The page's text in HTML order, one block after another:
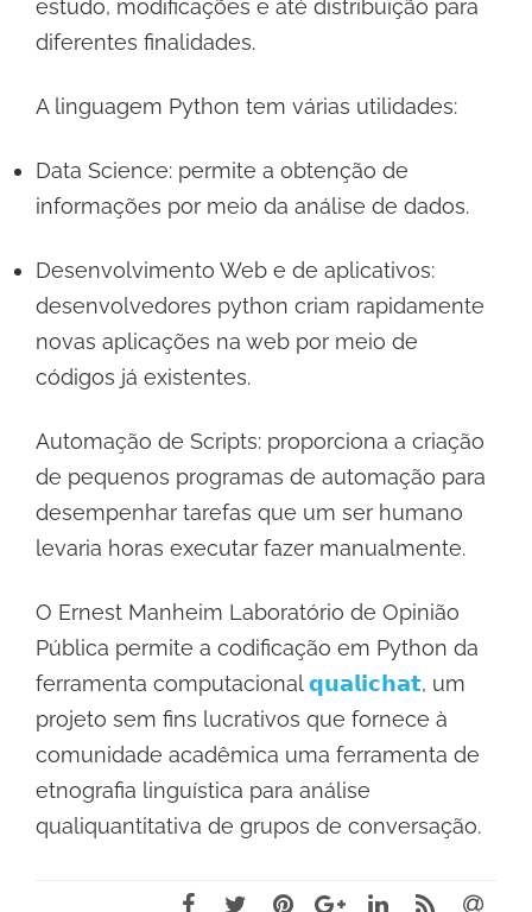
estudo, modificações e até distribuição para
diferentes finalidades.
A linguagem Python tem várias utilidades:
Data Science: permite a obtenção de
informações por meio da análise de dados.
Desenvolvimento Web e de aplicativos:
desenvolvedores python criam rapidamente
novas aplicações na web por meio de
códigos já existentes.
Automação de Scripts: proporciona a criação
de pequenos programas de automação para
desempenhar tarefas que um ser humano
levaria horas executar fazer manualmente.
O Ernest Manheim Laboratório de Opinião
Pública permite a codificação em Python da
ferramenta computacional𝗾𝘂𝗮𝗹𝗶𝗰𝗵𝗮𝘁, um
projeto sem fins lucrativos que fornece à
comunidade acadêmica uma ferramenta de
etnografia linguística para análise
qualiquantitativa de grupos de conversação.